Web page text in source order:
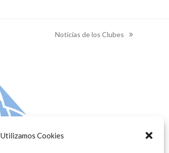
Utilizamos Cookies
next
Noticias de los Clubes